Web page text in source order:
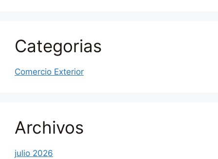
Categorias
Comercio Exterior
Archivos
julio 2026